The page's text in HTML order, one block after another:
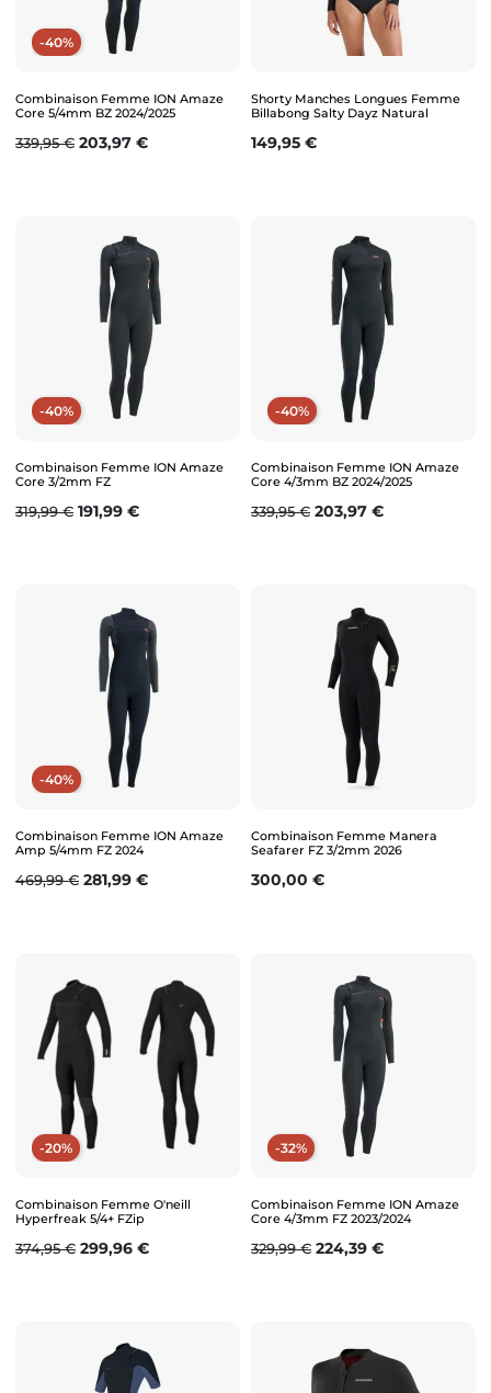
-40%
Combinaison Femme ION Amaze
Core 5/4mm BZ 2024/2025
Prix de base
339,95 € Prix
203,97 €
Shorty Manches Longues Femme
Billabong Salty Dayz Natural
Prix
149,95 €
-40%
Combinaison Femme ION Amaze
Core 3/2mm FZ
Prix de base
319,99 € Prix
191,99 €
-40%
Combinaison Femme ION Amaze
Core 4/3mm BZ 2024/2025
Prix de base
339,95 € Prix
203,97 €
-40%
Combinaison Femme ION Amaze
Amp 5/4mm FZ 2024
Prix de base
469,99 € Prix
281,99 €
Combinaison Femme Manera
Seafarer FZ 3/2mm 2026
Prix
300,00 €
-20%
Combinaison Femme O'neill
Hyperfreak 5/4+ FZip
Prix de base
374,95 € Prix
299,96 €
-32%
Combinaison Femme ION Amaze
Core 4/3mm FZ 2023/2024
Prix de base
329,99 € Prix
224,39 €